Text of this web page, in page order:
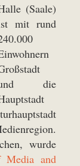
(Saale)
mit rund
die
wurde
Media and